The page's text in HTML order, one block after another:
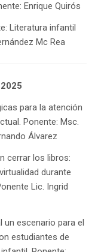
Enrique Quirós
Literatura infantil
Mc Rea
para la atención
Ponente: Msc.
Álvarez
cerrar los libros:
durante
Lic. Ingrid
un escenario para el
estudiantes de